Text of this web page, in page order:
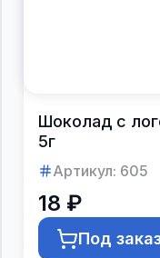
Шоколад с
5г
Артикул: 605
18 ₽
Под